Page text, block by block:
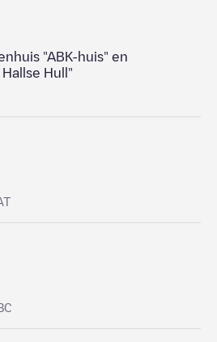
"ABK-huis" en
Hull"